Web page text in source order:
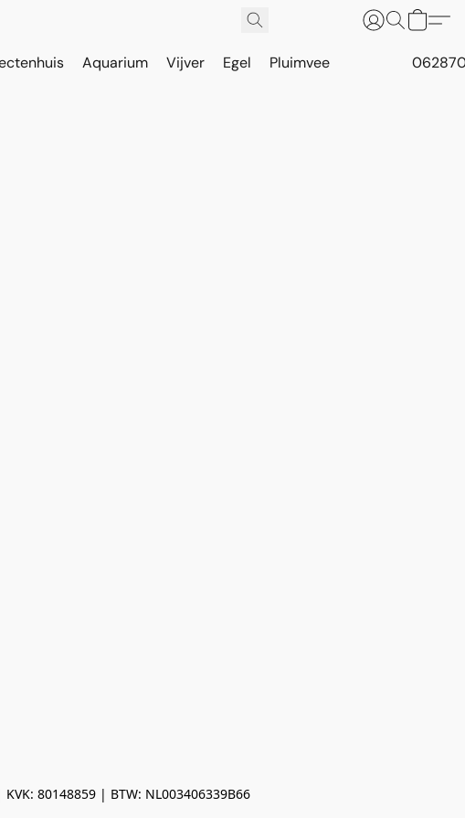
Aquarium Vijver Egel Pluimvee
80148859 | BTW: NL003406339B66